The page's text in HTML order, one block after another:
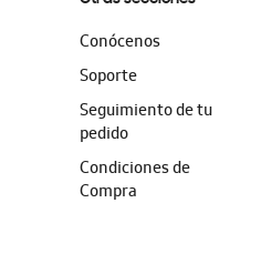
Conócenos
Soporte
Seguimiento de tu
pedido
Condiciones de
Compra